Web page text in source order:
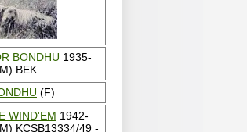
BONDHU 1935-
BEK
(F)
WIND'EM 1942-
KCSB13334/49 -